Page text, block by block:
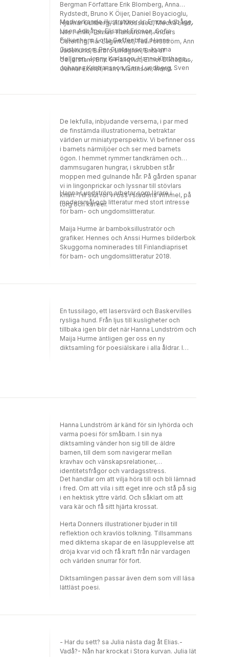
Bergman Författare Erik Blomberg, Anna
Rydstedt, Bruno K Öijer, Daniel Boyacioglu,
Hjalmar Gullberg, Jila Mossaed, Mecka Lind,
Nils Ferlin, Tomas Tranströmer, Anders
Österling, Pär Lagerkvist, Tua Forsström, Ann
Jäderlund, Barbro Lindgren, Brita af
Geijerstam, Britt G Hallqvist, Elmer Diktonius,
Gunnar Ekelöf, Harry Martinson, Ingrid
Tage Danielsson, Karin Boye, Vilhelm
Karlfeldt, Thekla Knös, Israel Kolmodin, Anna
Maria Lenngren, Erik Lindorm, Harriet
Löwenhjelm, Henry Parland, Gunnar Mascoll
Silverstolpe, Edith Södergran. Henry Parland,
August Strindberg
Medverkande illustratörer är: Emma Adbåge,
Lisen Adbåge, Elisabet Ericson, Sofia
Falkenhem, Lotta Geffenblad, Hanna
Gustavsson, Per Gustavsson, Joanna
Hellgren, Jenny Karlsson, Hanna Klinthage,
Johanna Kristiansson, Sara Lundberg, Sven
De lekfulla, inbjudande verserna, i par med
de finstämda illustrationerna, betraktar
världen ur miniatyrperspektiv. Vi befinner oss
i barnets närmiljöer och ser med barnets
ögon. I hemmet rymmer tandkrämen och
dammsugaren hungrar, i skrubben står
moppen med gulnande hår. På gården spanar
vi in lingonprickar och lyssnar till stövlars
knarr. Till slut rör vi oss i stadens vimmel, på
torg och kaféer.
Hanna Lundström arbetar som lärare i
modersmål och litteratur med stort intresse
för barn- och ungdomslitteratur.
Maija Hurme är barnboksillustratör och
grafiker. Hennes och Anssi Hurmes bilderbok
Skuggorna nominerades till Finlandiapriset
för barn- och ungdomslitteratur 2018.
En tussilago, ett lasersvärd och Baskervilles
rysliga hund. Från ljus till kusligheter och
tillbaka igen blir det när Hanna Lundström och
Maija Hurme äntligen ger oss en ny
diktsamling för poesiälskare i alla åldrar. I
Hanna Lundström är känd för sin lyhörda och
varma poesi för småbarn. I sin nya
diktsamling vänder hon sig till de äldre
barnen, till dem som navigerar mellan
kravhav och vänskapsrelationer,
identitetsfrågor och vardagsstress.
Det handlar om att vilja höra till och bli lämnad
i fred. Om att vila i sitt eget inre och stå på sig
i en hektisk yttre värld. Och såklart om att
vara kär och få sitt hjärta krossat.
Herta Donners illustrationer bjuder in till
reflektion och kravlös tolkning. Tillsammans
med dikterna skapar de en läsupplevelse att
dröja kvar vid och få kraft från när vardagen
och världen snurrar för fort.
Diktsamlingen passar även dem som vill läsa
lättläst poesi.
- Har du sett? sa Julia nästa dag åt Elias.-
Vadå?- Nån har krockat i Stora kurvan. Julia lät